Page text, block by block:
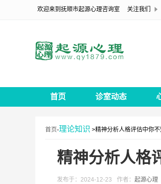
欢迎来到抚顺市起源心理咨询室 关注我们
首页 诊室动态
首页-理论知识 >精神分析人格评估中你不
精神分析人格
发布于：2024-12-23 作者： 起源心理